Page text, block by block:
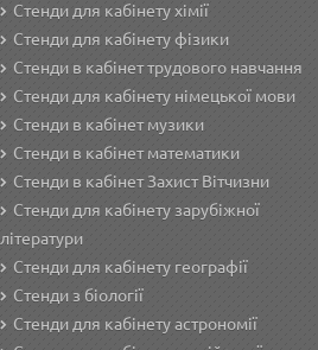
Стенди для кабінету хімії
Стенди для кабінету фізики
Стенди в кабінет трудового навчання
Cтенди для кабінету німецької мови
Стенди в кабінет музики
Стенди в кабінет математики
Стенди в кабінет Захист Вітчизни
Стенди для кабінету зарубіжної
літератури
Стенди для кабінету географії
Стенди з біології
Стенди для кабінету астрономії